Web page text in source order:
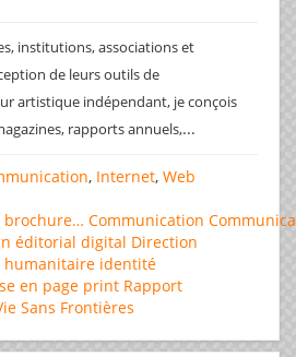
institutions, associations et
de leurs outils de
artistique indépendant, je conçois
rapports annuels,...
, Internet, Web
brochure… Communication
éditorial digital Direction
humanitaire identité
en page print Rapport
Sans Frontières